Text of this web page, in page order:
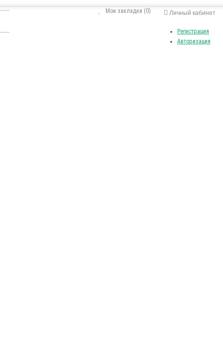
Личный кабинет
Регистрация
Авторизация
Мои закладки (0)